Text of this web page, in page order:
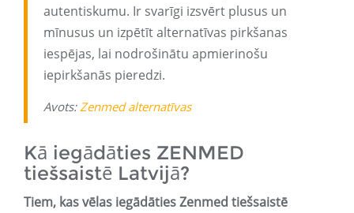
autentiskumu. Ir svarīgi izsvērt plusus un
mīnusus un izpētīt alternatīvas pirkšanas
iespējas, lai nodrošinātu apmierinošu
iepirkšanās pieredzi.
Avots:Zenmed alternatīvas
Kā iegādāties ZENMED
tiešsaistē Latvijā?
Tiem, kas vēlas iegādāties Zenmed tiešsaistē